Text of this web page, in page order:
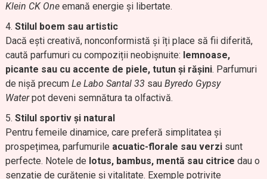
Klein CK Oneemană energie și libertate.
Stilul boem sau artistic
Dacă ești creativă, nonconformistă și îți place să fii diferită,
caută parfumuri cu compoziții neobișnuite: lemnoase,
picante sau cu accente de piele, tutun și rășini. Parfumuri
de nișă precum Le Labo Santal 33 sau Byredo Gypsy
Waterpot deveni semnătura ta olfactivă.
Stilul sportiv și natural
Pentru femeile dinamice, care preferă simplitatea și
prospețimea, parfumurile acuatic-florale sau verzisunt
perfecte. Notele de lotus, bambus, mentă sau citrice dau o
senzație de curățenie și vitalitate. Exemple potrivite